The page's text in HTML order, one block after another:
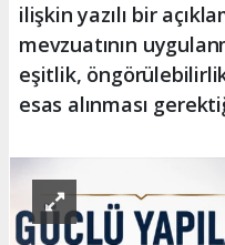
ilişkin yazılı bir
mevzuatının
eşitlik,
esas alınması